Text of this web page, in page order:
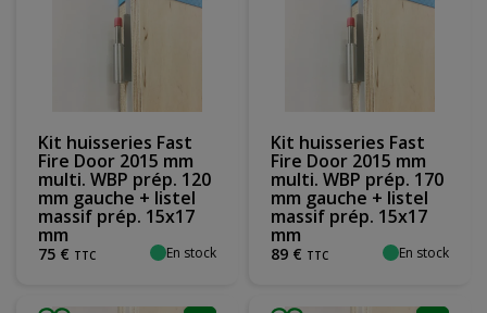
Kit huisseries Fast
Fire Door 2015 mm
multi. WBP prép. 120
mm gauche + listel
massif prép. 15x17
mm
75 € TTC En stock
Kit huisseries Fast
Fire Door 2015 mm
multi. WBP prép. 170
mm gauche + listel
massif prép. 15x17
mm
89 € TTC En stock